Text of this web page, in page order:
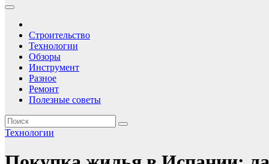
Строительство
Технологии
Обзоры
Инструмент
Разное
Ремонт
Полезные советы
Технологии